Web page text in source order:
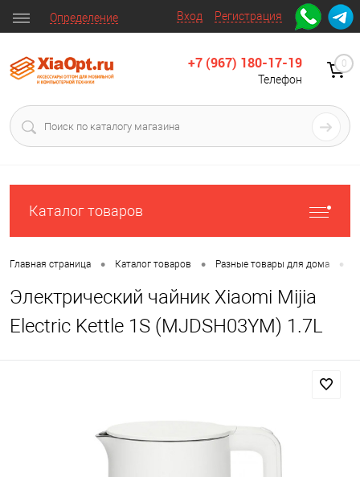
Вход Регистрация
Определение
+7 (967) 180-17-19
Телефон
0
Каталог товаров
Главная страница • Каталог товаров • Разные товары для дома •
Электрический чайник Xiaomi Mijia
Electric Kettle 1S (MJDSH03YM) 1.7L